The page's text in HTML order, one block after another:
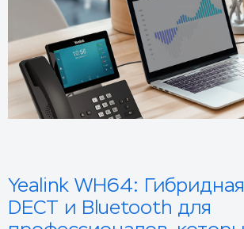
Yealink WH64:
DECT и Bluetooth для